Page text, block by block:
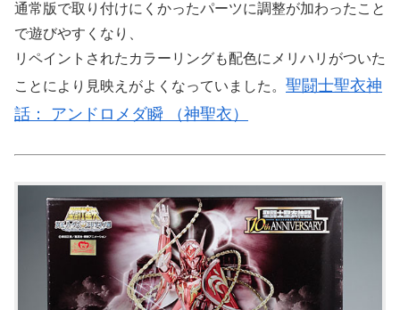
通常版で取り付けにくかったパーツに調整が加わったこと
で遊びやすくなり、
リペイントされたカラーリングも配色にメリハリがついた
ことにより見映えがよくなっていました。 聖闘士聖衣神
話： アンドロメダ瞬 （神聖衣）